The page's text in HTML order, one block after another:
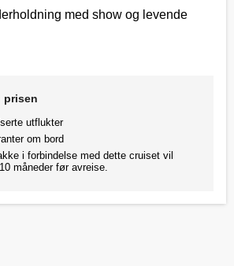
med show og levende
prisen
utflukter
om bord
i forbindelse med dette cruiset vil
måneder før avreise.